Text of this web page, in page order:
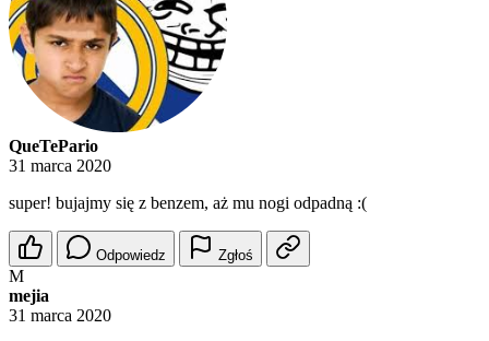
QueTePario
31 marca 2020
super! bujajmy się z benzem, aż mu nogi odpadną :(
Odpowiedz Zgłoś
M
mejia
31 marca 2020